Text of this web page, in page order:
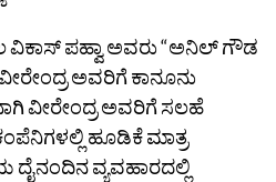
ಪಹ್ವಾ ಅವರು “ಅನಿಲ್‌ ಗೌಡ
ಅವರಿಗೆ ಕಾನೂನು
ವೀರೇಂದ್ರ ಅವರಿಗೆ ಸಲಹೆ
ಹೂಡಿಕೆ ಮಾತ್ರ
ದೈನಂದಿನ ವ್ಯವಹಾರದಲ್ಲಿ